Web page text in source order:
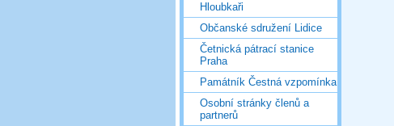
Hloubkaři
Občanské sdružení Lidice
Četnická pátrací stanice
Praha
Památník Čestná vzpomínka
Osobní stránky členů a
partnerů